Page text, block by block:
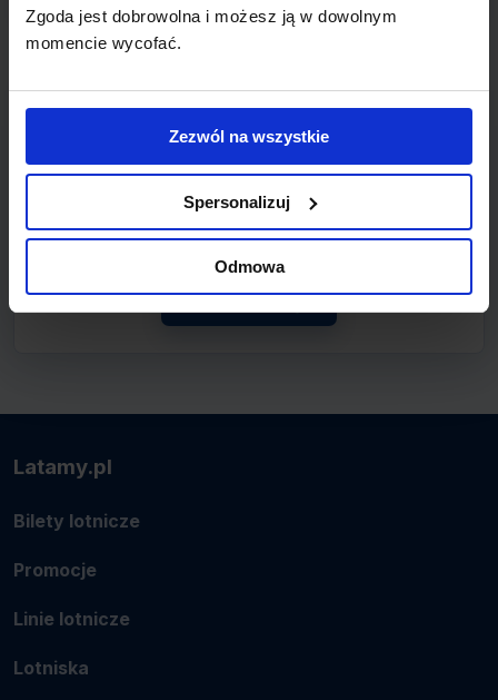
Zgoda jest dobrowolna i możesz ją w dowolnym
momencie wycofać.
Zezwól na wszystkie
Spersonalizuj
Odmowa
LINIA LOTNICZA
British Airways
lotnicze.
Latamy.pl
Bilety lotnicze
Promocje
Linie lotnicze
Lotniska